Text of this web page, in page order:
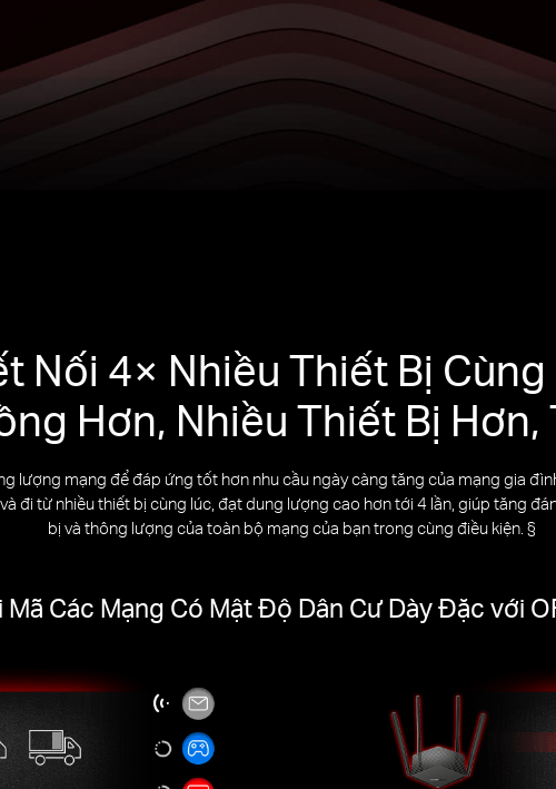
Nối 4× Nhiều Thiết Bị
Hơn, Nhiều Thiết Bị Hơn,
lượng mạng để đáp ứng tốt hơn nhu cầu ngày càng tăng của mạng gia
đi từ nhiều thiết bị cùng lúc, đạt dung lượng cao hơn tới 4 lần, giúp tăng
bị và thông lượng của toàn bộ mạng của bạn trong cùng điều kiện. §
Mã Các Mạng Có Mật Độ Dân Cư Dày Đặc với